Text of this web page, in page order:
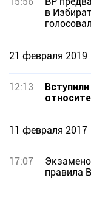
в
21 февраля 2019
12:13
11 февраля 2017
17:07
правила